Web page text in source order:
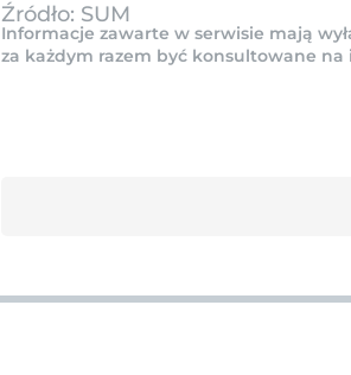
Źródło: SUM
Informacje zawarte w serwisie mają
za każdym razem być konsultowane